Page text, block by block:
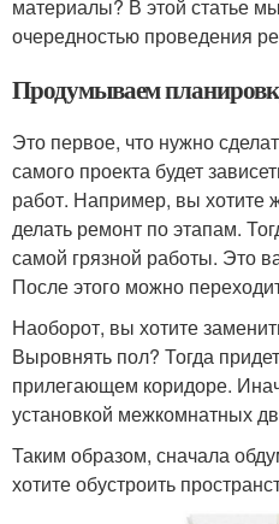
материалы? В этой статье
очередностью проведения
Продумываем
Это первое, что нужно
самого проекта будет
работ. Например, вы хотите
делать ремонт по этапам.
самой грязной работы. Это
После этого можно
Наоборот, вы хотите
Выровнять пол? Тогда
прилегающем коридоре.
установкой межкомнатных
Таким образом, сначала
хотите обустроить